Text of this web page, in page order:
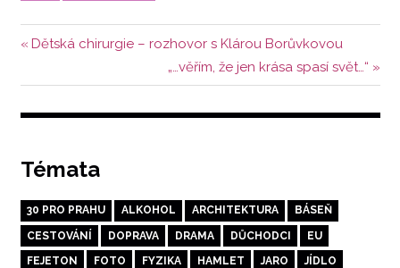
Navigace
pro
příspěvek
Předchozí
Dětská chirurgie – rozhovor s Klárou Borůvkovou
Další
příspěvek:
„…věřím, že jen krása spasí svět…“
Témata
30 PRO PRAHU ALKOHOL ARCHITEKTURA BÁSEŇ
CESTOVÁNÍ DOPRAVA DRAMA DŮCHODCI EU
FEJETON FOTO FYZIKA HAMLET JARO JÍDLO